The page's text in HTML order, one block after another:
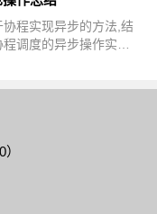
程实现异步的方法,结
调度的异步操作实现